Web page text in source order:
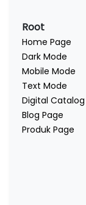
Root
Home Page
Dark Mode
Mobile Mode
Text Mode
Digital Catalog
Blog Page
Produk Page